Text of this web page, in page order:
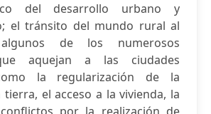
del desarrollo urbano y
el tránsito del mundo rural al
de los numerosos
aquejan a las ciudades
la regularización de la
el acceso a la vivienda, la